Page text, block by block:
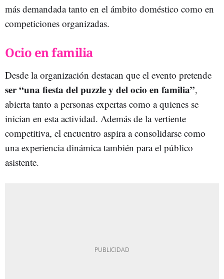
más demandada tanto en el ámbito doméstico como en
competiciones organizadas.
Ocio en familia
Desde la organización destacan que el evento pretende
ser “una fiesta del puzzle y del ocio en familia”,
abierta tanto a personas expertas como a quienes se
inician en esta actividad. Además de la vertiente
competitiva, el encuentro aspira a consolidarse como
una experiencia dinámica también para el público
asistente.